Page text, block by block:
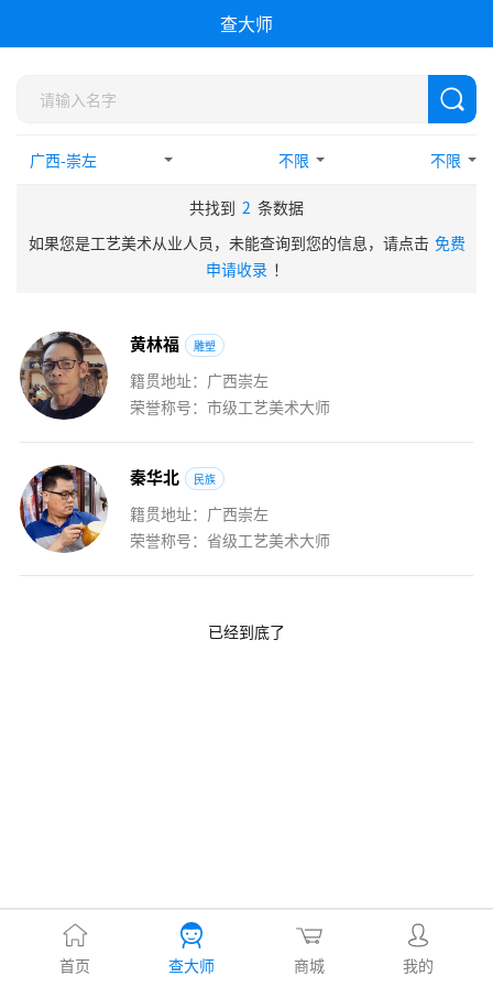
查大师
不限 不限
共找到 2 条数据
如果您是工艺美术从业人员，未能查询到您的信息，请点击 免费
申请收录 ！
黄林福 雕塑
籍贯地址：广西崇左
荣誉称号：市级工艺美术大师
秦华北 民族
籍贯地址：广西崇左
荣誉称号：省级工艺美术大师
已经到底了
首页 查大师 商城 我的